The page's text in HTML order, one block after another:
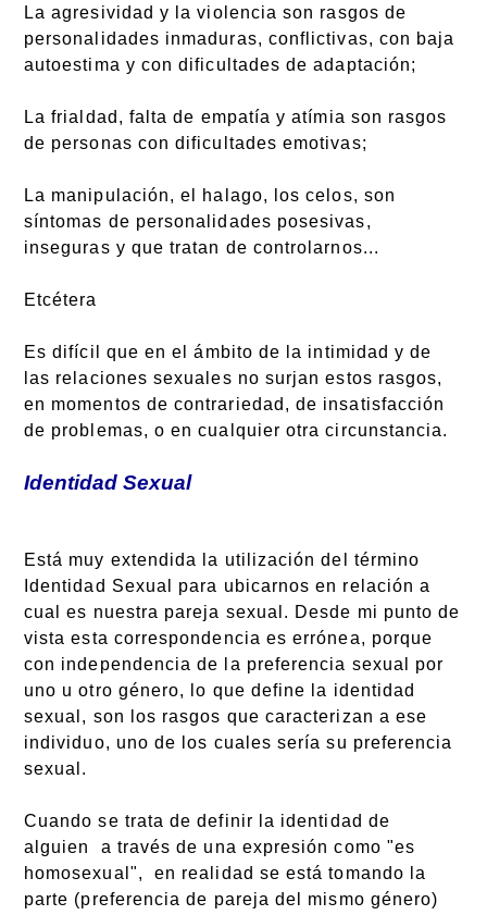
La agresividad y la violencia son rasgos de
personalidades inmaduras, conflictivas, con baja
autoestima y con dificultades de adaptación;
La frialdad, falta de empatía y atímia son rasgos
de personas con dificultades emotivas;
La manipulación, el halago, los celos, son
síntomas de personalidades posesivas,
inseguras y que tratan de controlarnos...
Etcétera
Es difícil que en el ámbito de la intimidad y de
las relaciones sexuales no surjan estos rasgos,
en momentos de contrariedad, de insatisfacción
de problemas, o en cualquier otra circunstancia.
Identidad Sexual
Está muy extendida la utilización del término
Identidad Sexual para ubicarnos en relación a
cual es nuestra pareja sexual. Desde mi punto de
vista esta correspondencia es errónea, porque
con independencia de la preferencia sexual por
uno u otro género, lo que define la identidad
sexual, son los rasgos que caracterizan a ese
individuo, uno de los cuales sería su preferencia
sexual.
Cuando se trata de definir la identidad de
alguien a través de una expresión como "es
homosexual", en realidad se está tomando la
parte (preferencia de pareja del mismo género)